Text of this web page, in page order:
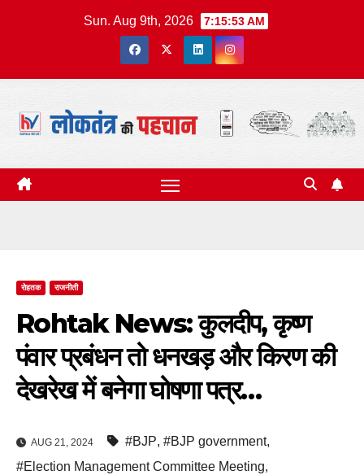
Sun. Aug 9th, 2026 7:15:53 AM
रोहतक राजनीती
Rohtak News: कुलदीप, कृष्ण
पंवार प्रबंधन तो धनखड़ और किरण की
देखरेख में बनेगा घोषणा पत्र…
AUG 21, 2024 #BJP, #BJP government,
#Election Management Committee Meeting,